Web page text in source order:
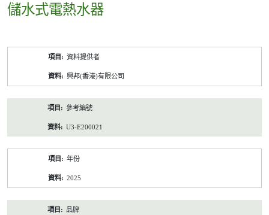
儲水式電熱水器
資料提供者
興邦(香港)有限公司
參考編號
U3-E200021
年份
2025
品牌